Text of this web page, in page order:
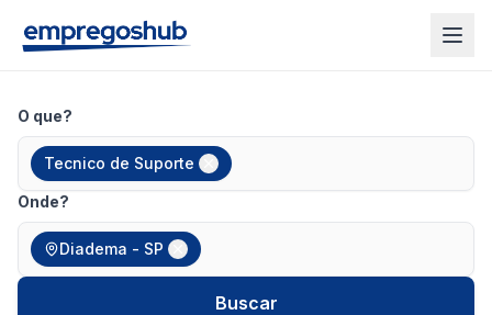
O que?
Tecnico de Suporte
Onde?
Diadema - SP
Buscar